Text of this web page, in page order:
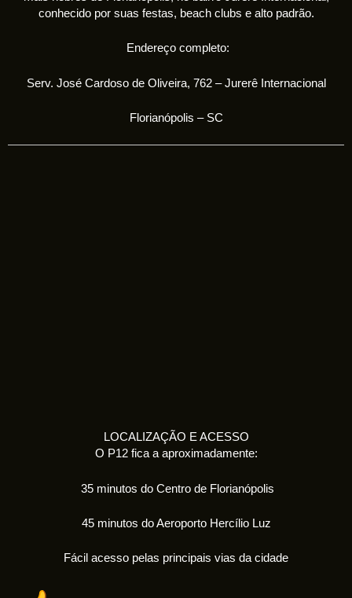
conhecido por suas festas, beach clubs e alto padrão.
Endereço completo:
Serv. José Cardoso de Oliveira, 762 – Jurerê Internacional
Florianópolis – SC
LOCALIZAÇÃO E ACESSO
O P12 fica a aproximadamente:
35 minutos do Centro de Florianópolis
45 minutos do Aeroporto Hercílio Luz
Fácil acesso pelas principais vias da cidade